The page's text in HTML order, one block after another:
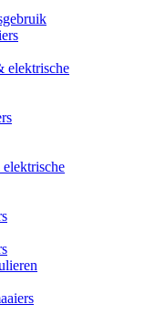
elektrische